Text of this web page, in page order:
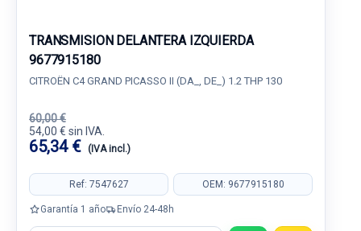
TRANSMISION DELANTERA IZQUIERDA
9677915180
CITROËN C4 GRAND PICASSO II (DA_, DE_) 1.2 THP 130
60,00 €
54,00 € sin IVA.
65,34 € (IVA incl.)
Ref: 7547627 OEM: 9677915180
Garantía 1 año Envío 24-48h